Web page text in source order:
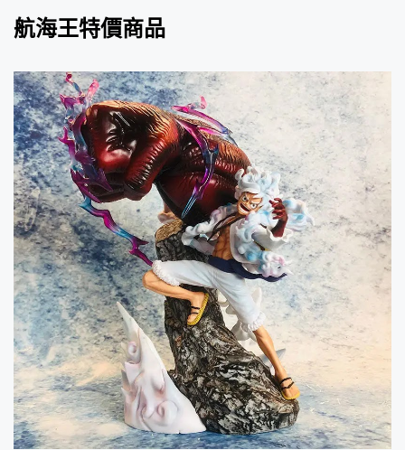
航海王特價商品